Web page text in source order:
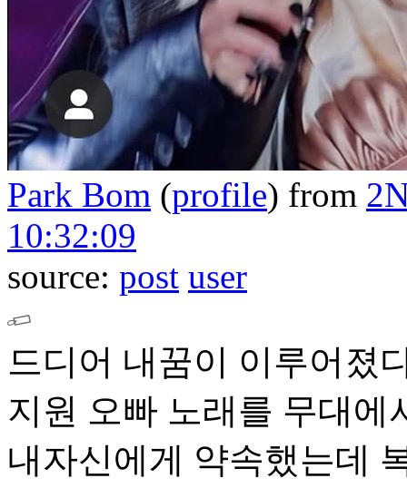
Park Bom (profile) from
10:32:09
source: post user
드디어 내꿈이 이루어졌
지원 오빠 노래를 무대에
내자신에게 약속했는데